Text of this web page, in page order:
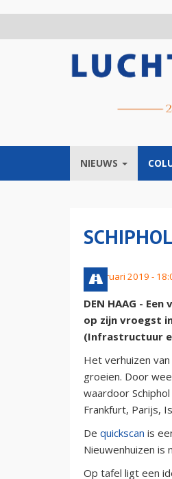
NIEUWS
8 februari 2019 -
DEN HAAG -
op zijn vroegst
(Infrastructuur
Het verhuizen
groeien. Door
waardoor
Frankfurt, Parijs,
De quickscan is
Nieuwenhuizen is
Op tafel ligt een